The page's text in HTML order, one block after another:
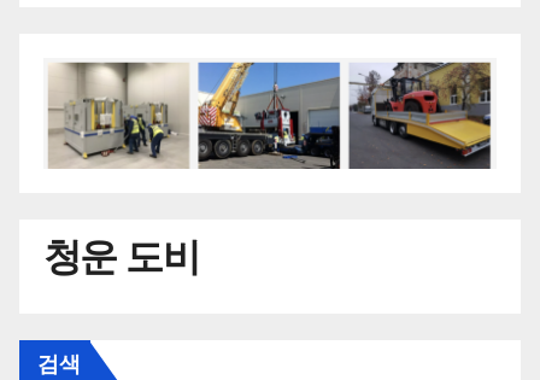
청운 도비
검색